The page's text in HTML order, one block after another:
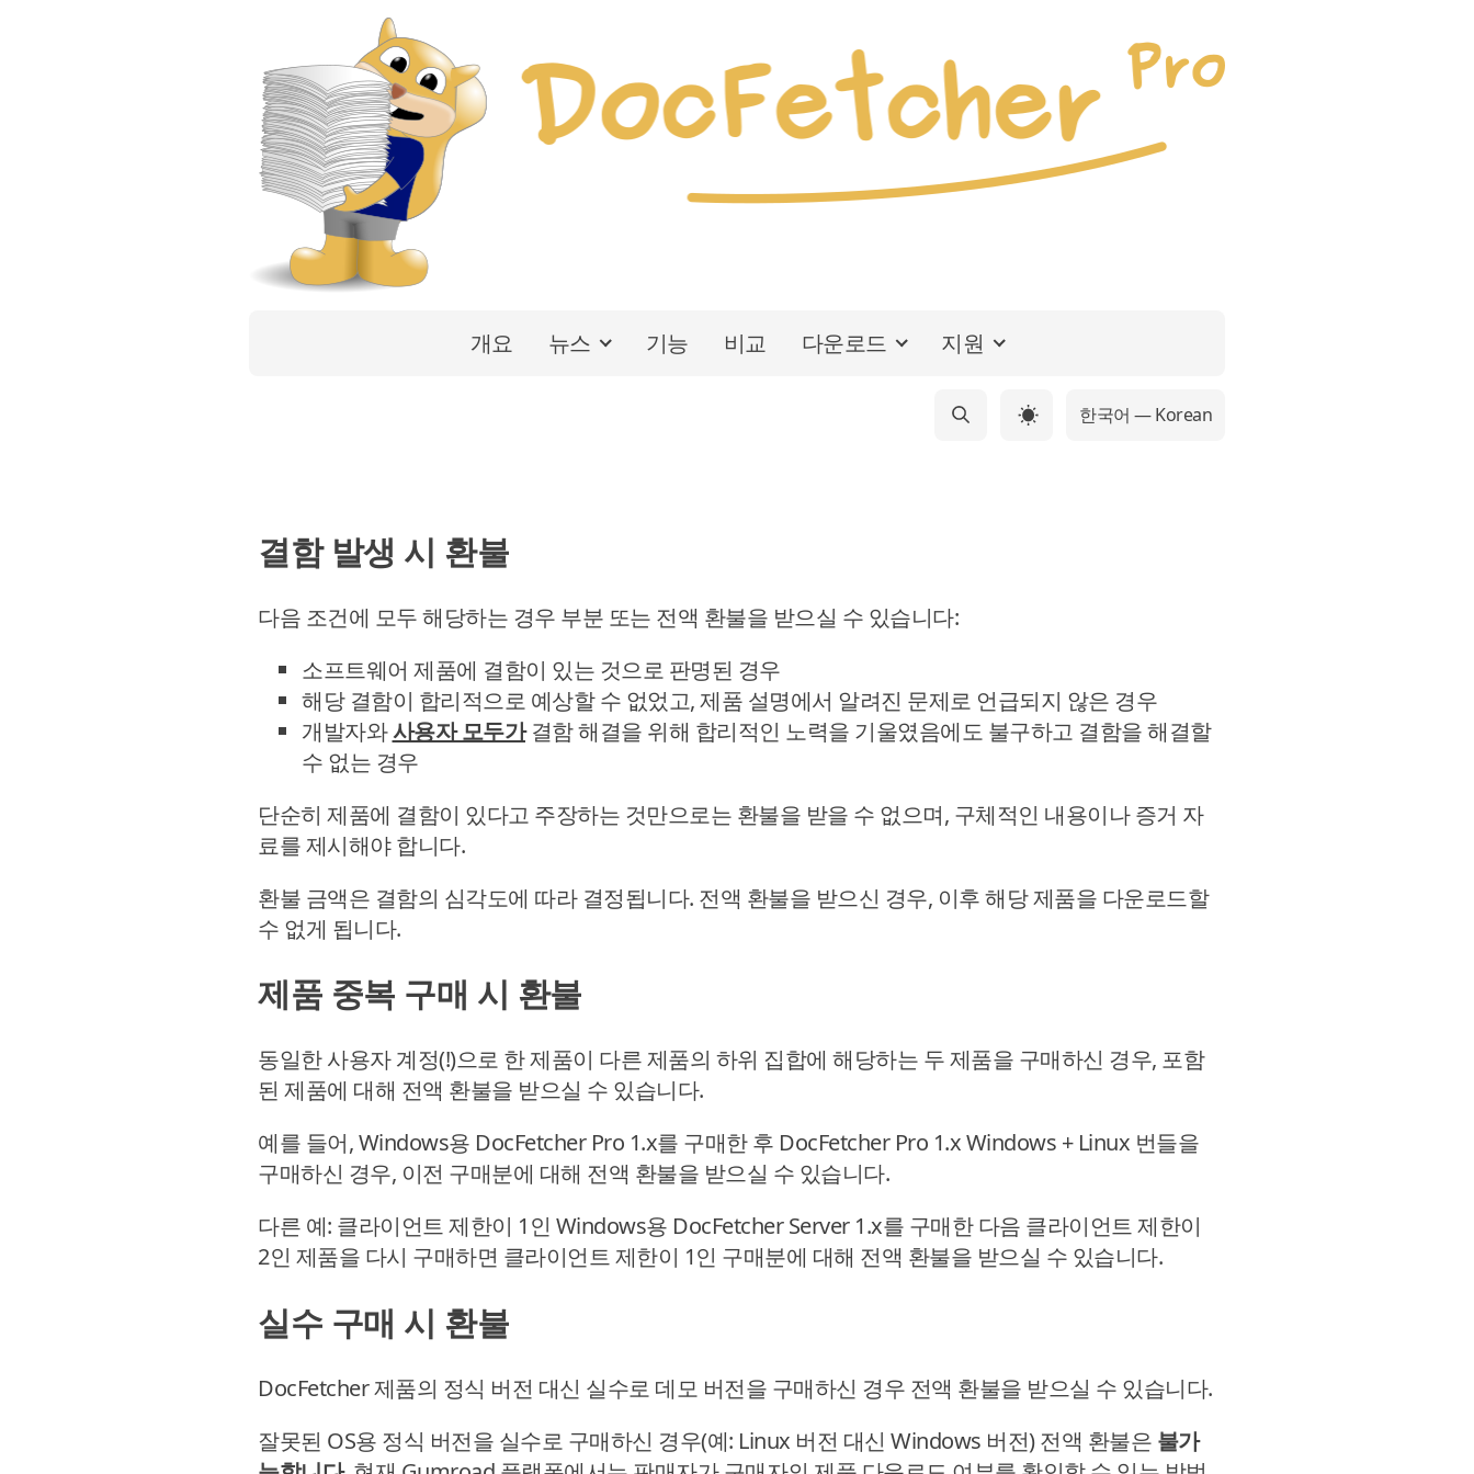
개요 뉴스 기능 비교 다운로드 지원
☀ 한국어 — Korean
결함 발생 시 환불
다음 조건에 모두 해당하는 경우 부분 또는 전액 환불을 받으실 수 있습니다:
소프트웨어 제품에 결함이 있는 것으로 판명된 경우
해당 결함이 합리적으로 예상할 수 없었고, 제품 설명에서 알려진 문제로 언급되지 않은 경우
개발자와사용자 모두가결함 해결을 위해 합리적인 노력을 기울였음에도 불구하고 결함을 해결할
수 없는 경우
단순히 제품에 결함이 있다고 주장하는 것만으로는 환불을 받을 수 없으며, 구체적인 내용이나 증거 자
료를 제시해야 합니다.
환불 금액은 결함의 심각도에 따라 결정됩니다. 전액 환불을 받으신 경우, 이후 해당 제품을 다운로드할
수 없게 됩니다.
제품 중복 구매 시 환불
동일한 사용자 계정(!)으로 한 제품이 다른 제품의 하위 집합에 해당하는 두 제품을 구매하신 경우, 포함
된 제품에 대해 전액 환불을 받으실 수 있습니다.
예를 들어, Windows용 DocFetcher Pro 1.x를 구매한 후 DocFetcher Pro 1.x Windows + Linux 번들을
구매하신 경우, 이전 구매분에 대해 전액 환불을 받으실 수 있습니다.
다른 예: 클라이언트 제한이 1인 Windows용 DocFetcher Server 1.x를 구매한 다음 클라이언트 제한이
2인 제품을 다시 구매하면 클라이언트 제한이 1인 구매분에 대해 전액 환불을 받으실 수 있습니다.
실수 구매 시 환불
DocFetcher 제품의 정식 버전 대신 실수로 데모 버전을 구매하신 경우 전액 환불을 받으실 수 있습니다.
잘못된 OS용 정식 버전을 실수로 구매하신 경우(예: Linux 버전 대신 Windows 버전) 전액 환불은 불가